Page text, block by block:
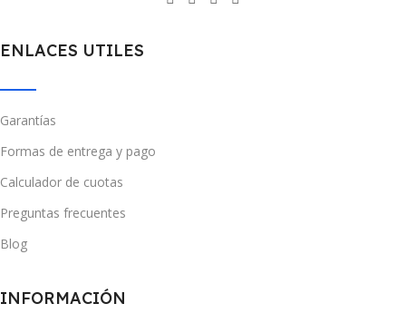
ENLACES UTILES
Garantías
Formas de entrega y pago
Calculador de cuotas
Preguntas frecuentes
Blog
INFORMACIÓN